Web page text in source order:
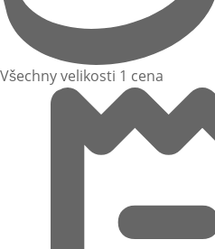
Všechny velikosti 1 cena